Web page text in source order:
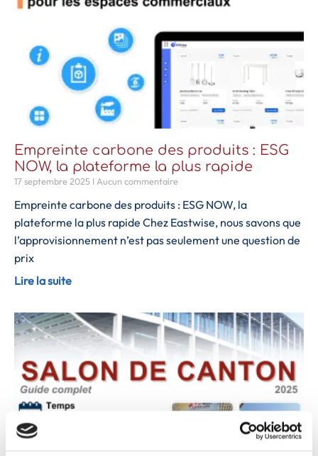
Empreinte carbone des produits : ESG
NOW, la plateforme la plus rapide
17 septembre 2025 Aucun commentaire
Empreinte carbone des produits : ESG NOW, la
plateforme la plus rapide Chez Eastwise, nous savons que
l’approvisionnement n’est pas seulement une question de
prix
Lire la suite